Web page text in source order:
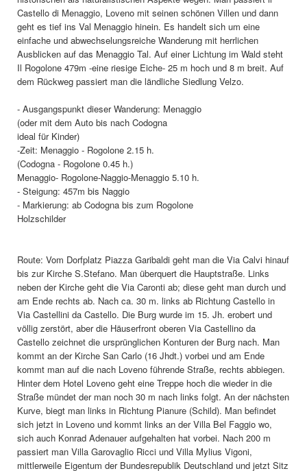
Castello di Menaggio, Loveno mit seinen schönen Villen und dann
geht es tief ins Val Menaggio hinein. Es handelt sich um eine
einfache und abwechselungsreiche Wanderung mit herrlichen
Ausblicken auf das Menaggio Tal. Auf einer Lichtung im Wald steht
Il Rogolone 479m -eine riesige Eiche- 25 m hoch und 8 m breit. Auf
dem Rückweg passiert man die ländliche Siedlung Velzo.
- Ausgangspunkt dieser Wanderung: Menaggio
(oder mit dem Auto bis nach Codogna
ideal für Kinder)
-Zeit: Menaggio - Rogolone 2.15 h.
(Codogna - Rogolone 0.45 h.)
Menaggio- Rogolone-Naggio-Menaggio 5.10 h.
- Steigung: 457m bis Naggio
- Markierung: ab Codogna bis zum Rogolone
Holzschilder
Route: Vom Dorfplatz Piazza Garibaldi geht man die Via Calvi hinauf
bis zur Kirche S.Stefano. Man überquert die Hauptstraße. Links
neben der Kirche geht die Via Caronti ab; diese geht man durch und
am Ende rechts ab. Nach ca. 30 m. links ab Richtung Castello in
Via Castellini da Castello. Die Burg wurde im 15. Jh. erobert und
völlig zerstört, aber die Häuserfront oberen Via Castellino da
Castello zeichnet die ursprünglichen Konturen der Burg nach. Man
kommt an der Kirche San Carlo (16 Jhdt.) vorbei und am Ende
kommt man auf die nach Loveno führende Straße, rechts abbiegen.
Hinter dem Hotel Loveno geht eine Treppe hoch die wieder in die
Straße mündet der man noch 30 m nach links folgt. An der nächsten
Kurve, biegt man links in Richtung Pianure (Schild). Man befindet
sich jetzt in Loveno und kommt links an der Villa Bel Faggio wo,
sich auch Konrad Adenauer aufgehalten hat vorbei. Nach 200 m
passiert man Villa Garovaglio Ricci und Villa Mylius Vigoni,
mittlerweile Eigentum der Bundesrepublik Deutschland und jetzt Sitz